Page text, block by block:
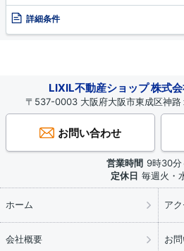
詳細条件
LIXIL不動産ショップ 株式
〒537-0003 大阪府大阪市東成区神路
お問い合わせ
営業時間 9時30分
定休日 毎週火・
ホーム ア
会社概要 お